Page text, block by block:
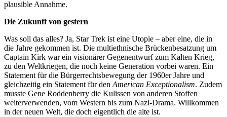
plausible Annahme.
Die Zukunft von gestern
Was soll das alles? Ja, Star Trek ist eine Utopie – aber eine, die in
die Jahre gekommen ist. Die multiethnische Brückenbesatzung um
Captain Kirk war ein visionärer Gegenentwurf zum Kalten Krieg,
zu den Weltkriegen, die noch keine Generation vorbei waren. Ein
Statement für die Bürgerrechtsbewegung der 1960er Jahre und
gleichzeitig ein Statement für denAmerican Exceptionalism. Zudem
musste Gene Roddenberry die Kulissen von anderen Stoffen
weiterverwenden, vom Western bis zum Nazi-Drama. Willkommen
in der neuen Welt, die doch eigentlich die alte ist.